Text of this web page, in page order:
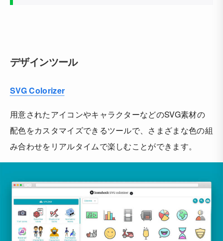
デザインツール
SVG Colorizer
用意されたアイコンやキャラクターなどのSVG素材の
配色をカスタマイズできるツールで、さまざまな色の組
み合わせをリアルタイムで楽しむことができます。